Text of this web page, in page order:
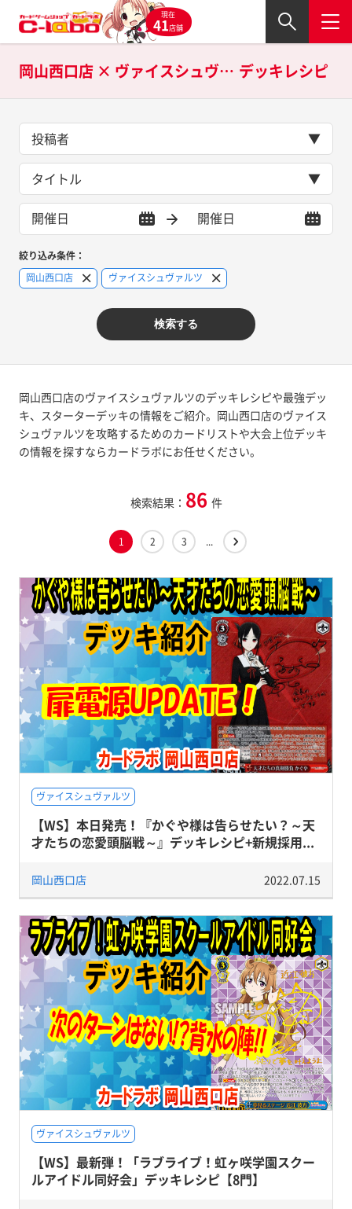
現在
41店舗
岡山西口店 × ヴァイスシュヴァルツの デッキレシピ
投稿者
タイトル
絞り込み条件：
岡山西口店
ヴァイスシュヴァルツ
検索する
岡山西口店のヴァイスシュヴァルツのデッキレシピや最強デッ
キ、スターターデッキの情報をご紹介。岡山西口店のヴァイス
シュヴァルツを攻略するためのカードリストや大会上位デッキ
の情報を探すならカードラボにお任せください。
検索結果： 86 件
1 2 3 ...
ヴァイスシュヴァルツ
【WS】本日発売！『かぐや様は告らせたい？～天
才たちの恋愛頭脳戦～』デッキレシピ+新規採用...
岡山西口店 2022.07.15
ヴァイスシュヴァルツ
【WS】最新弾！「ラブライブ！虹ヶ咲学園スクー
ルアイドル同好会」デッキレシピ【8門】